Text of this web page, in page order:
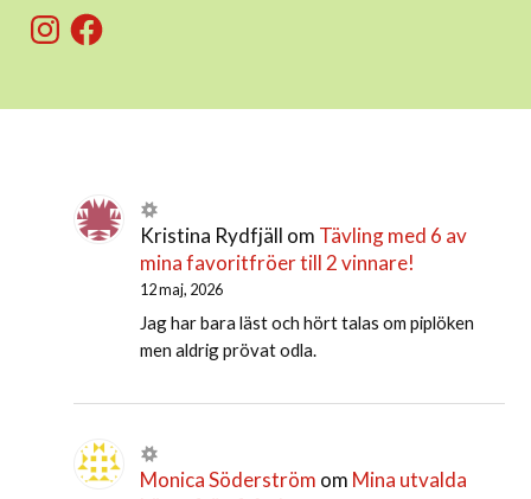
InstagramFacebook
Kristina Rydfjäll om Tävling med 6 av
mina favoritfröer till 2 vinnare!
12 maj, 2026
Jag har bara läst och hört talas om piplöken
men aldrig prövat odla.
Monica Söderström om Mina utvalda